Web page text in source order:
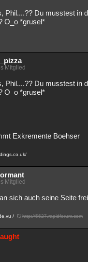
Phil....?? Du musstest in
O_o *grusel*
Mitglied
Phil....?? Du musstest in
O_o *grusel*
Exkremente Boehser
Mitglied
sich auch seine Seite
/ http://5627.rapidforum.com